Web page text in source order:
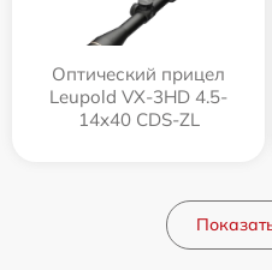
Оптический прицел
Leupold VX-3HD 4.5-
14x40 CDS-ZL